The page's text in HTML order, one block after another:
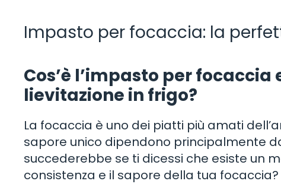
Impasto per focaccia: la
Cos’è l’impasto per
lievitazione in frigo?
La focaccia è uno dei piatti più amati
sapore unico dipendono principalmente
succederebbe se ti dicessi che esiste un
consistenza e il sapore della tua focaccia?